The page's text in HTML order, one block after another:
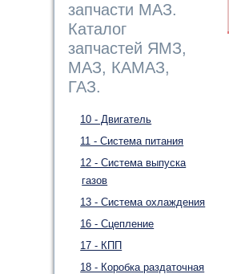
запчасти МАЗ.
Каталог
запчастей ЯМЗ,
МАЗ, КАМАЗ,
ГАЗ.
10 - Двигатель
11 - Система питания
12 - Система выпуска
газов
13 - Система охлаждения
16 - Сцепление
17 - КПП
18 - Коробка раздаточная